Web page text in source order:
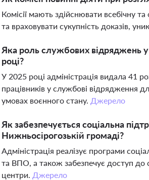
Комісії мають здійснювати всебічну
та враховувати сукупність доказів,
Яка роль службових відряджень у
році?
У 2025 році адміністрація видала 41
працівників у службові відрядження
умовах воєнного стану. Джерело
Як забезпечується соціальна
Нижньосірогозькій громаді?
Адміністрація реалізує програми
та ВПО, а також забезпечує доступ до
центри. Джерело